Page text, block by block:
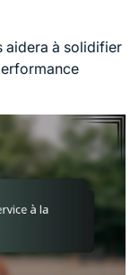
aidera à solidifier